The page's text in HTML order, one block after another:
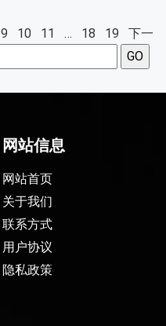
9 10 11 … 18 19
下一
网站信息
网站首页
关于我们
联系方式
用户协议
隐私政策